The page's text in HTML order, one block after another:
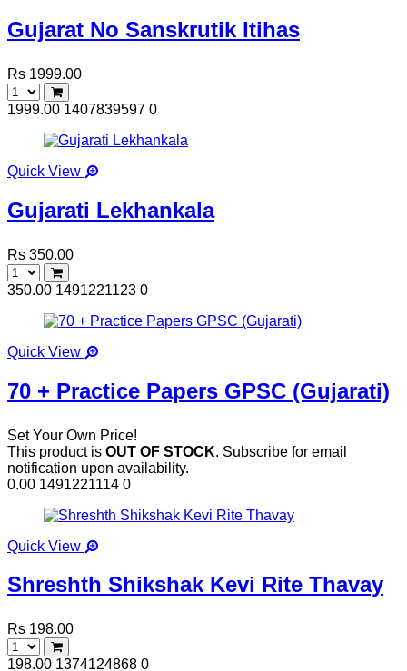
Gujarat No Sanskrutik Itihas
Rs 1999.00
1999.00 1407839597 0
Quick View
Gujarati Lekhankala
Rs 350.00
350.00 1491221123 0
Quick View
70 + Practice Papers GPSC (Gujarati)
Set Your Own Price!
This product is OUT OF STOCK. Subscribe for email
notification upon availability.
0.00 1491221114 0
Quick View
Shreshth Shikshak Kevi Rite Thavay
Rs 198.00
198.00 1374124868 0